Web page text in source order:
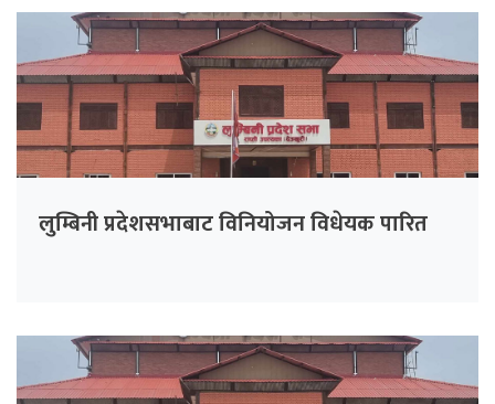
लुम्बिनी प्रदेशसभाबाट विनियोजन विधेयक पारित